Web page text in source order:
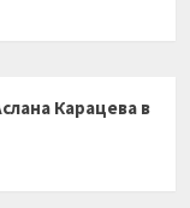
Карацева в